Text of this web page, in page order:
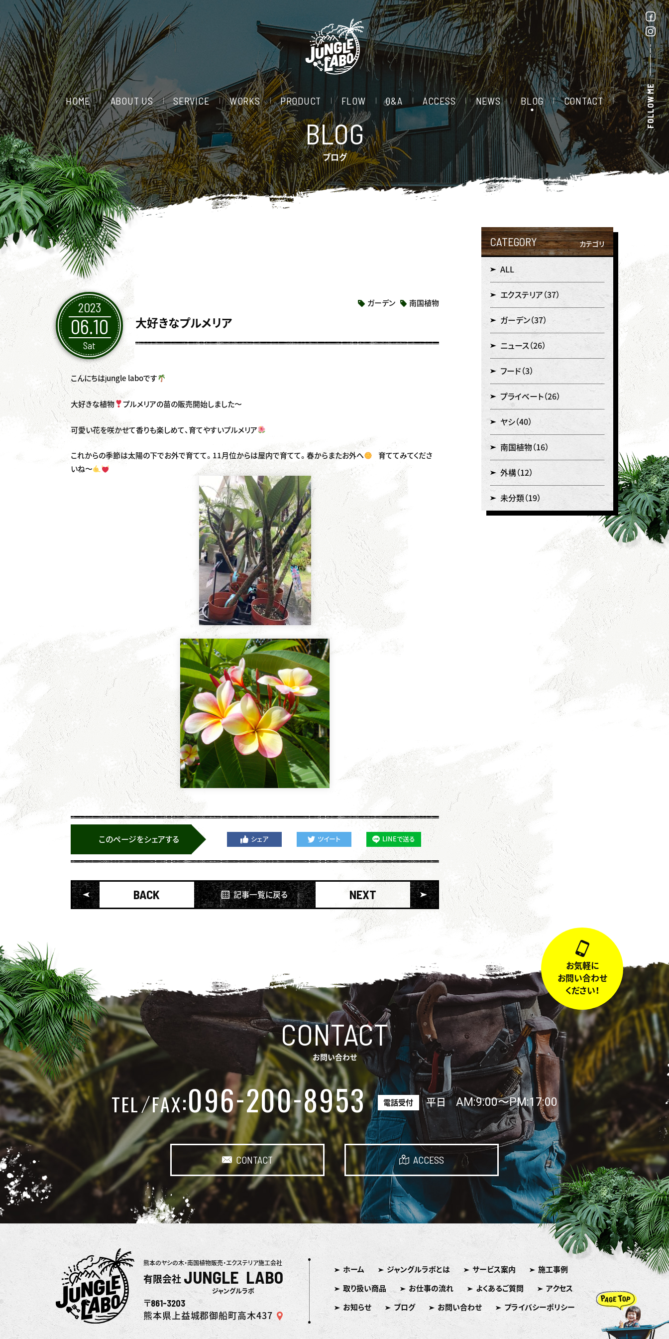
FOLLOW ME
HOME ABOUT US SERVICE WORKS PRODUCT FLOW Q&A ACCESS NEWS BLOG CONTACT
BLOG
ブログ
2023
06.10
Sat
大好きなプルメリア
こんにちはjungle laboです
大好きな植物 プルメリアの苗の販売開始しました〜
可愛い花を咲かせて香りも楽しめて、育てやすいプルメリア
これからの季節は太陽の下でお外で育てて。11月位からは屋内で育てて。春からまたお外へ
育ててみてくださ
いね〜
ガーデン 南国植物
このページをシェアする シェア ツイート LINEで送る
BACK NEXT
記事一覧に戻る
CATEGORY カテゴリ
ALL
エクステリア （37）
ガーデン（37）
ニュース （26）
フード （3）
プライベート（26）
ヤシ（40）
南国植物（16）
外構（12）
未分類 （19）
CONTACT
お問い合わせ
お気軽に
お問い合わせ
ください！
TEL FAX:096-200-8953 電話受付 平日 AM:9:00〜PM:17:00
CONTACT ACCESS
熊本のヤシの木・南国植物販売・エクステリア施工会社
有限会社 JUNGLE LABO
ジャングルラボ
〒861-3203
熊本県上益城郡御船町高木437
ホーム ジャングルラボとは サービス案内 施工事例
取り扱い商品 お仕事の流れ よくあるご質問 アクセス
お知らせ ブログ お問い合わせ プライバシーポリシー